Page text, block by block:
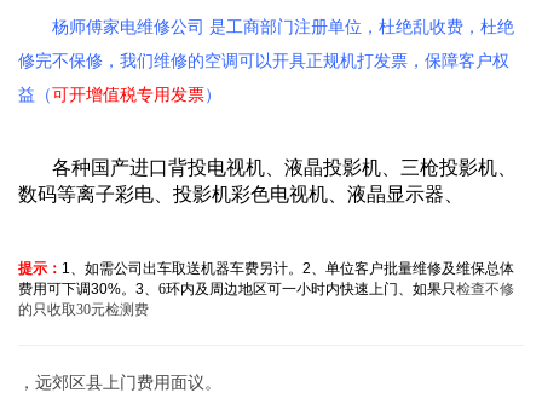
杨师傅家电维修公司 是工商部门注册单位，杜绝乱收费，杜绝
修完不保修，我们维修的空调可以开具正规机打发票，保障客户权
益（可开增值税专用发票）
各种国产进口背投电视机、液晶投影机、三枪投影机、
数码等离子彩电、投影机彩色电视机、液晶显示器、
提示： 1 、如需公司出车取送机器车费另计。 2 、单位客户批量维修及维保总体
费用可下调30%。 3 、6环内及周边地区可一小时内快速上门、如果只检查不修
的只收取30元检测费
，远郊区县上门费用面议。